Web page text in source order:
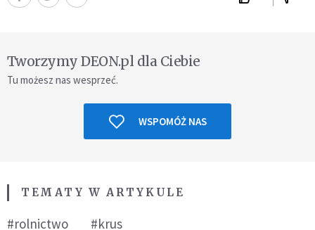
Tworzymy DEON.pl dla Ciebie
Tu możesz nas wesprzeć.
WSPOMÓŻ NAS
TEMATY W ARTYKULE
#rolnictwo #krus